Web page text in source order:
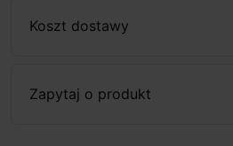
Koszt dostawy
Zapytaj o produkt